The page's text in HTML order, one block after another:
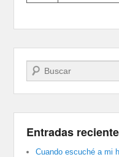
Buscar
Entradas
Cuando escuché a mi